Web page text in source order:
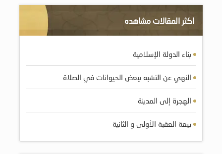
اكثر المقالات مشاهده
بناء الدولة الإسلامية
النهي عن التشبه ببعض الحيوانات في الصلاة
الهجرة إلى المدينة
بيعة العقبة الأولى و الثانية